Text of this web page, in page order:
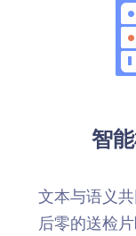
智
文本与语义
后零的送检